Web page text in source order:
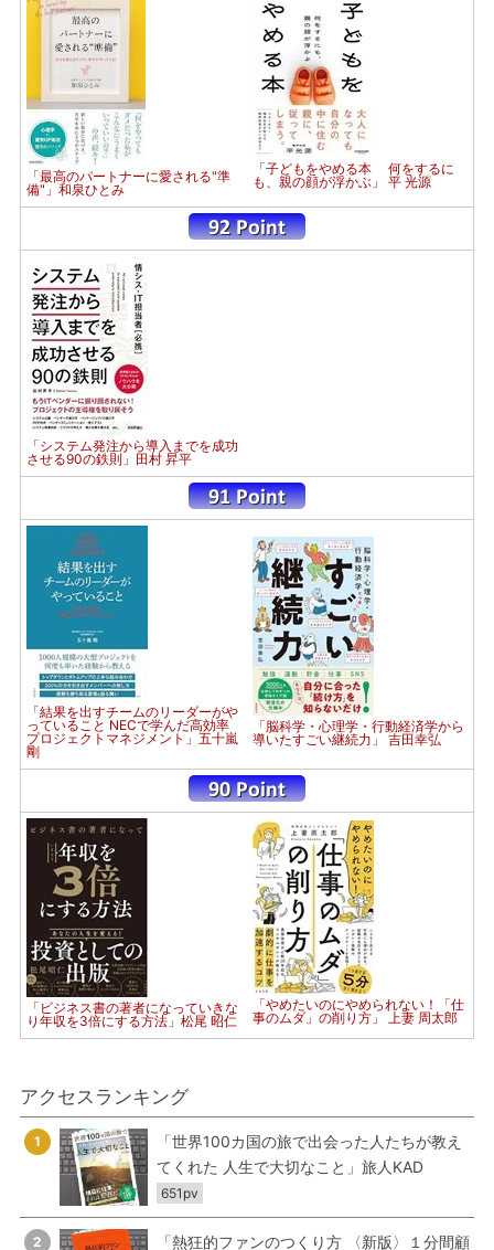
「最高のパートナーに愛される"準
備"」和泉ひとみ
「子どもをやめる本 何をするに
も、親の顔が浮かぶ」 平 光源
「システム発注から導入までを成功
させる90の鉄則」田村 昇平
「結果を出すチームのリーダーがや
っていること NECで学んだ高効率
プロジェクトマネジメント」五十嵐
剛
「脳科学・心理学・行動経済学から
導いたすごい継続力」 吉田幸弘
「ビジネス書の著者になっていきな
り年収を3倍にする方法」松尾 昭仁
「やめたいのにやめられない！「仕
事のムダ」の削り方」 上妻 周太郎
アクセスランキング
1
「世界100カ国の旅で出会った人たちが教え
てくれた 人生で大切なこと」旅人KAD
651pv
2
「熱狂的ファンのつくり方 〈新版〉１分間顧